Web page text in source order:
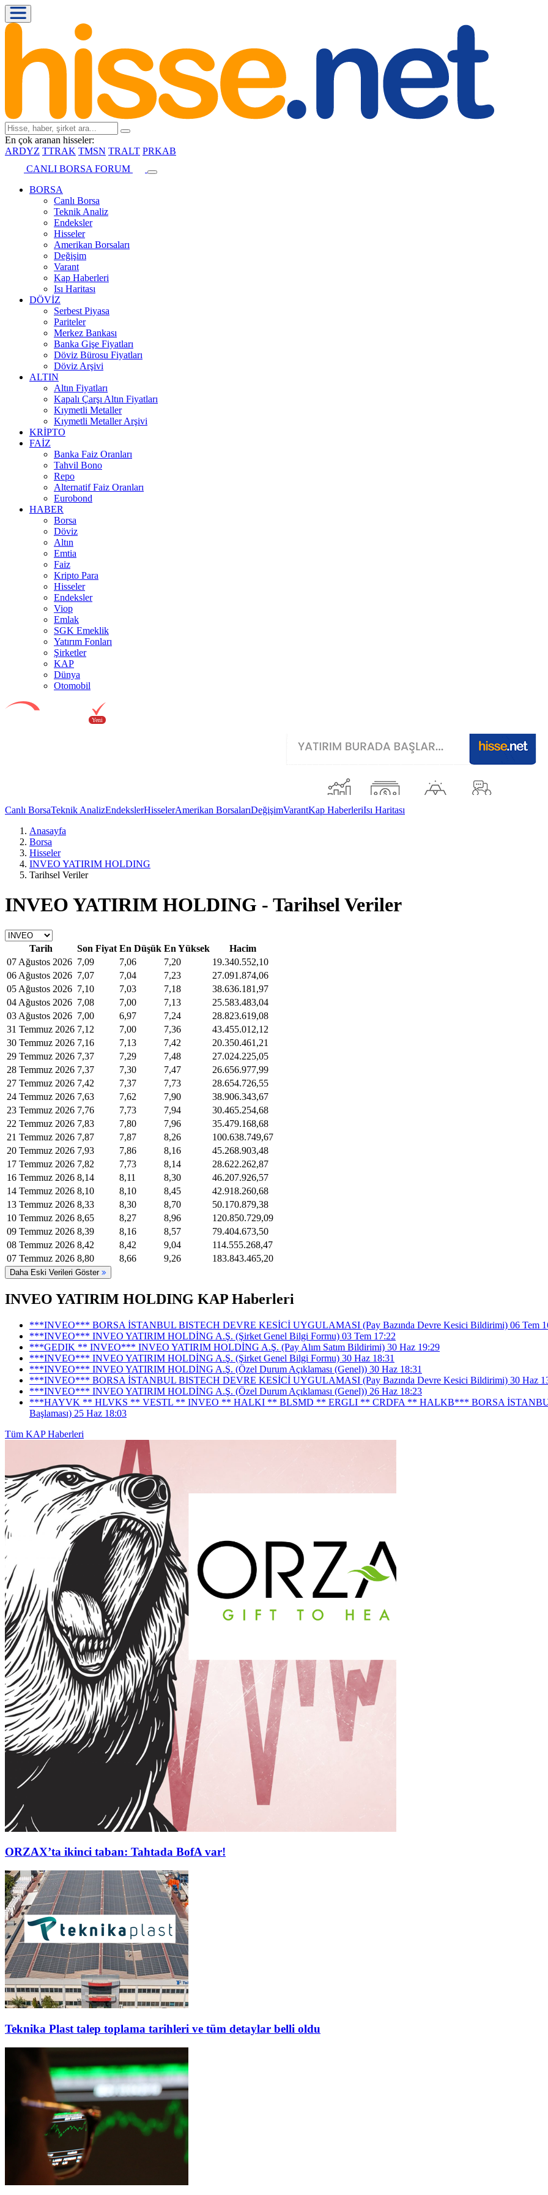
En çok aranan hisseler:
ARDYZ TTRAK TMSN TRALT PRKAB
CANLI BORSA FORUM
BORSA
Canlı Borsa
Teknik Analiz
Endeksler
Hisseler
Amerikan Borsaları
Değişim
Varant
Kap Haberleri
Isı Haritası
DÖVİZ
Serbest Piyasa
Pariteler
Merkez Bankası
Banka Gişe Fiyatları
Döviz Bürosu Fiyatları
Döviz Arşivi
ALTIN
Altın Fiyatları
Kapalı Çarşı Altın Fiyatları
Kıymetli Metaller
Kıymetli Metaller Arşivi
KRİPTO
FAİZ
Banka Faiz Oranları
Tahvil Bono
Repo
Alternatif Faiz Oranları
Eurobond
HABER
Borsa
Döviz
Altın
Emtia
Faiz
Kripto Para
Hisseler
Endeksler
Viop
Emlak
SGK Emeklik
Yatırım Fonları
Şirketler
KAP
Dünya
Otomobil
Canlı BorsaTeknik AnalizEndekslerHisselerAmerikan BorsalarıDeğişimVarantKap HaberleriIsı Haritası
Anasayfa
Borsa
Hisseler
INVEO YATIRIM HOLDING
Tarihsel Veriler
INVEO YATIRIM HOLDING - Tarihsel Veriler
Tarih Son Fiyat En Düşük En Yüksek
Hacim
07 Ağustos 2026 7,09 7,06 7,20
19.340.552,10
06 Ağustos 2026 7,07 7,04 7,23
27.091.874,06
05 Ağustos 2026 7,10 7,03 7,18
38.636.181,97
04 Ağustos 2026 7,08 7,00 7,13
25.583.483,04
03 Ağustos 2026 7,00 6,97 7,24
28.823.619,08
31 Temmuz 2026 7,12 7,00 7,36
43.455.012,12
30 Temmuz 2026 7,16 7,13 7,42
20.350.461,21
29 Temmuz 2026 7,37 7,29 7,48
27.024.225,05
28 Temmuz 2026 7,37 7,30 7,47
26.656.977,99
27 Temmuz 2026 7,42 7,37 7,73
28.654.726,55
24 Temmuz 2026 7,63 7,62 7,90
38.906.343,67
23 Temmuz 2026 7,76 7,73 7,94
30.465.254,68
22 Temmuz 2026 7,83 7,80 7,96
35.479.168,68
21 Temmuz 2026 7,87 7,87 8,26
100.638.749,67
20 Temmuz 2026 7,93 7,86 8,16
45.268.903,48
17 Temmuz 2026 7,82 7,73 8,14
28.622.262,87
16 Temmuz 2026 8,14 8,11 8,30
46.207.926,57
14 Temmuz 2026 8,10 8,10 8,45
42.918.260,68
13 Temmuz 2026 8,33 8,30 8,70
50.170.879,38
10 Temmuz 2026 8,65 8,27 8,96
120.850.729,09
09 Temmuz 2026 8,39 8,16 8,57
79.404.673,50
08 Temmuz 2026 8,42 8,42 9,04
114.555.268,47
07 Temmuz 2026 8,80 8,66 9,26 183.843.465,20
Daha Eski Verileri Göster
INVEO YATIRIM HOLDING KAP Haberleri
***INVEO*** BORSA İSTANBUL BISTECH DEVRE KESİCİ UYGULAMASI (Pay Bazında Devre Kesici Bildirimi) 06 Tem
***INVEO*** INVEO YATIRIM HOLDİNG A.Ş. (Şirket Genel Bilgi Formu) 03 Tem 17:22
***GEDIK ** INVEO*** INVEO YATIRIM HOLDİNG A.Ş. (Pay Alım Satım Bildirimi) 30 Haz 19:29
***INVEO*** INVEO YATIRIM HOLDİNG A.Ş. (Şirket Genel Bilgi Formu) 30 Haz 18:31
***INVEO*** INVEO YATIRIM HOLDİNG A.Ş. (Özel Durum Açıklaması (Genel)) 30 Haz 18:31
***INVEO*** BORSA İSTANBUL BISTECH DEVRE KESİCİ UYGULAMASI (Pay Bazında Devre Kesici Bildirimi) 30 Haz
***INVEO*** INVEO YATIRIM HOLDİNG A.Ş. (Özel Durum Açıklaması (Genel)) 26 Haz 18:23
***HAYVK ** HLVKS ** VESTL ** INVEO ** HALKI ** BLSMD ** ERGLI ** CRDFA ** HALKB*** BORSA İSTANBUL
Başlaması) 25 Haz 18:03
Tüm KAP Haberleri
ORZAX’ta ikinci taban: Tahtada BofA var!
Teknika Plast talep toplama tarihleri ve tüm detaylar belli oldu